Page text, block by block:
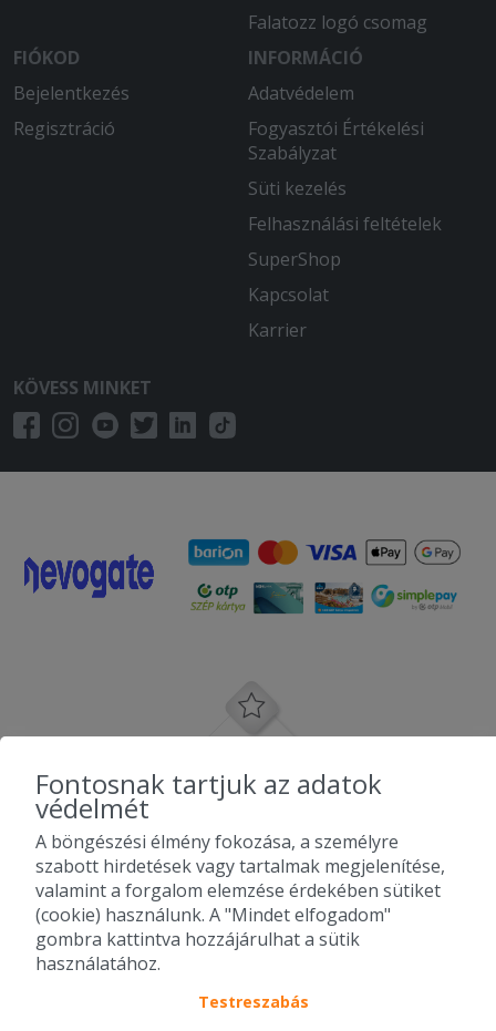
Maximálisan elégedett voltam!
Finom, friss, gyors kiszállítás jellemzi!
Sosem csalódtunk!! És a futár fiú is
Falatozz logó csomag
FIÓKOD
Bejelentkezés
Regisztráció
INFORMÁCIÓ
Adatvédelem
Fogyasztói Értékelési
Szabályzat
Süti kezelés
Felhasználási feltételek
SuperShop
Kapcsolat
Karrier
KÖVESS MINKET
Fontosnak tartjuk az adatok
védelmét
A böngészési élmény fokozása, a személyre
szabott hirdetések vagy tartalmak megjelenítése,
valamint a forgalom elemzése érdekében sütiket
(cookie) használunk. A "Mindet elfogadom"
gombra kattintva hozzájárulhat a sütik
használatához.
Testreszabás